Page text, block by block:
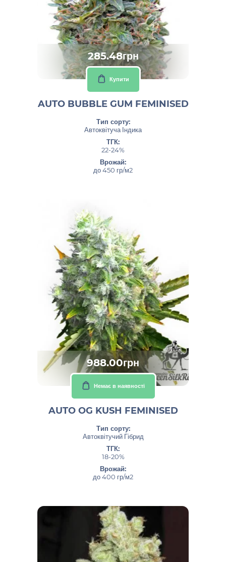
285.48грн
Купити
AUTO BUBBLE GUM FEMINISED
Тип сорту:
Автоквітуча Індика
ТГК:
22-24%
Врожай:
до 450 гр/м2
988.00грн
Немає в наявності
AUTO OG KUSH FEMINISED
Тип сорту:
Автоквітучий Гібрид
ТГК:
18-20%
Врожай:
до 400 гр/м2